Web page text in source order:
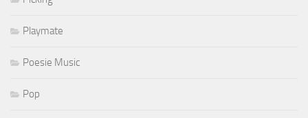
Playmate
Poesie Music
Pop